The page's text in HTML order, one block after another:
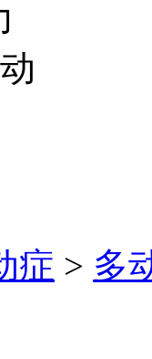
症 > 多